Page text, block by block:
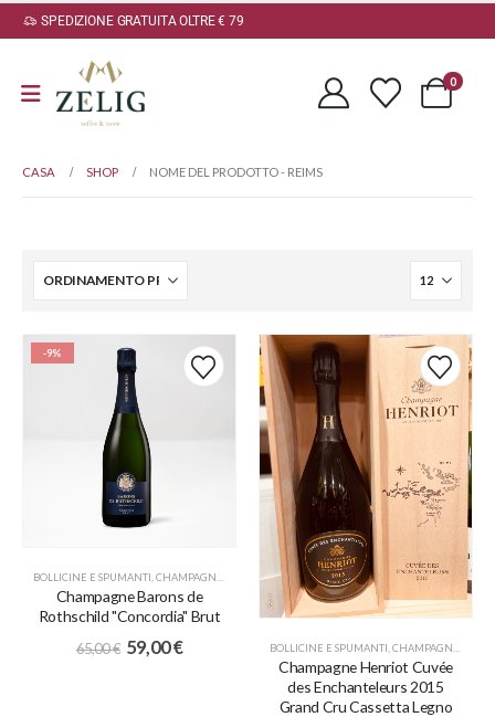
SPEDIZIONE GRATUITA OLTRE € 79
0
CASA SHOP NOME DEL PRODOTTO - REIMS
-9%
BOLLICINE E SPUMANTI CHAMPAGNE PROMO
Champagne Barons de
Rothschild "Concordia" Brut
65,00€ 59,00€ BOLLICINE E SPUMANTI CHAMPAGNE
Champagne Henriot Cuvée
des Enchanteleurs 2015
Grand Cru Cassetta Legno